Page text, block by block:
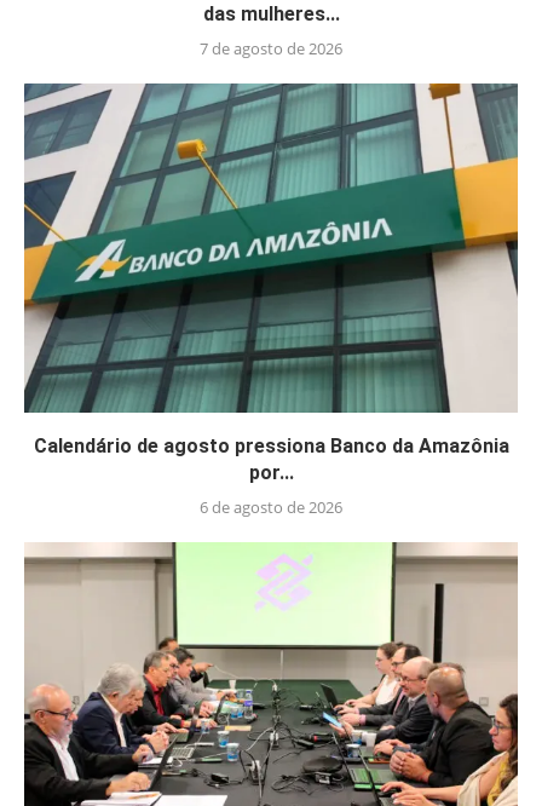
das mulheres...
7 de agosto de 2026
Calendário de agosto pressiona Banco da Amazônia
por...
6 de agosto de 2026